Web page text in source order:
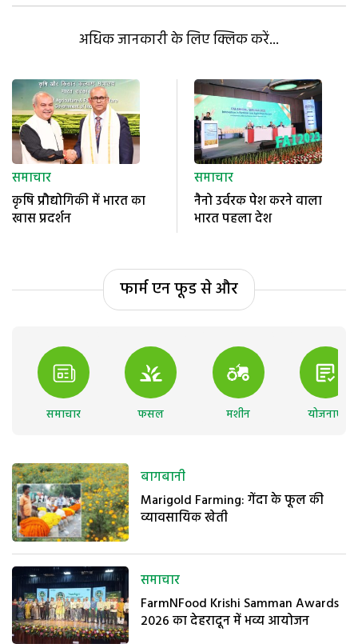
अधिक जानकारी के लिए क्लिक करें...
समाचार
कृषि प्रौद्योगिकी में भारत का
खास प्रदर्शन
समाचार
नैनो उर्वरक पेश करने वाला
भारत पहला देश
फार्म एन फूड से और
समाचार फसल मशीन योजनाएं
बागबानी
Marigold Farming: गेंदा के फूल की
व्यावसायिक खेती
समाचार
FarmNFood Krishi Samman Awards
2026 का देहरादून में भव्य आयोजन